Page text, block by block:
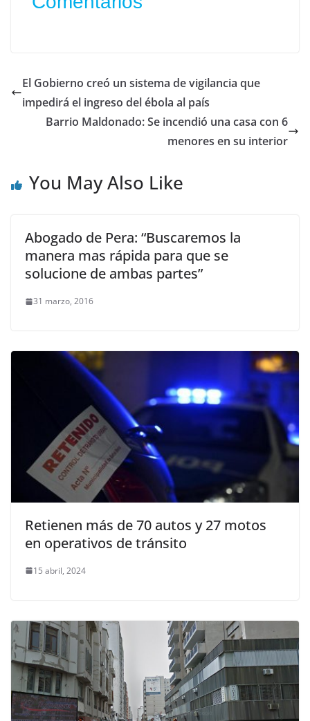
El Gobierno creó un sistema de vigilancia que
impedirá el ingreso del ébola al país
Barrio Maldonado: Se incendió una casa con 6
menores en su interior
You May Also Like
Abogado de Pera: “Buscaremos la
manera mas rápida para que se
solucione de ambas partes”
31 marzo, 2016
Retienen más de 70 autos y 27 motos
en operativos de tránsito
15 abril, 2024